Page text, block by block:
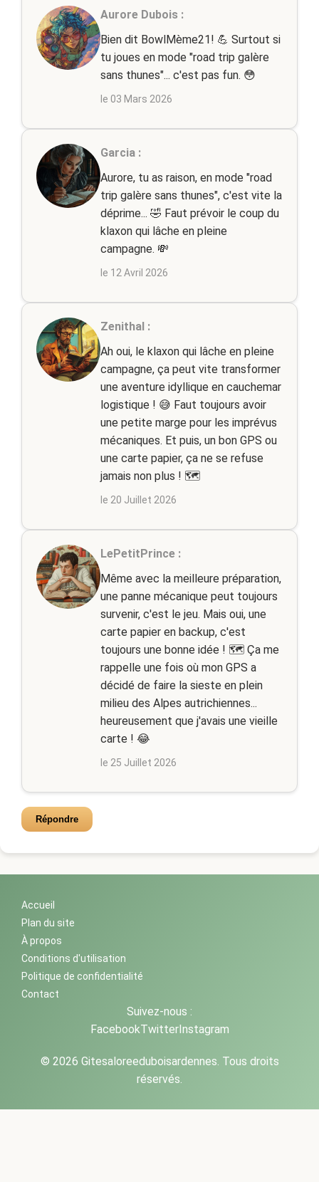
Aurore Dubois :
Bien dit BowlMème21! 💪 Surtout si
tu joues en mode "road trip galère
sans thunes"... c'est pas fun. 😳
le 03 Mars 2026
Garcia :
Aurore, tu as raison, en mode "road
trip galère sans thunes", c'est vite la
déprime... 🤣 Faut prévoir le coup du
klaxon qui lâche en pleine
campagne. 💸
le 12 Avril 2026
Zenithal :
Ah oui, le klaxon qui lâche en pleine
campagne, ça peut vite transformer
une aventure idyllique en cauchemar
logistique ! 😅 Faut toujours avoir
une petite marge pour les imprévus
mécaniques. Et puis, un bon GPS ou
une carte papier, ça ne se refuse
jamais non plus ! 🗺️
le 20 Juillet 2026
LePetitPrince :
Même avec la meilleure préparation,
une panne mécanique peut toujours
survenir, c'est le jeu. Mais oui, une
carte papier en backup, c'est
toujours une bonne idée ! 🗺️ Ça me
rappelle une fois où mon GPS a
décidé de faire la sieste en plein
milieu des Alpes autrichiennes...
heureusement que j'avais une vieille
carte ! 😂
le 25 Juillet 2026
Répondre
Accueil
Plan du site
À propos
Conditions d'utilisation
Politique de confidentialité
Contact
Suivez-nous :
FacebookTwitterInstagram
© 2026 Gitesaloreeduboisardennes. Tous droits
réservés.